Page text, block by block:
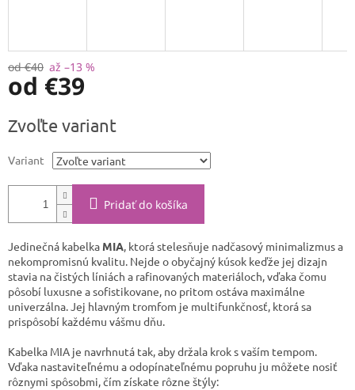
od €40 až –13 %
od €39
cena:
Zvoľte variant
Variant
Pridať do košíka
Jedinečná kabelka MIA, ktorá stelesňuje nadčasový minimalizmus a
nekompromisnú kvalitu. Nejde o obyčajný kúsok keďže jej dizajn
stavia na čistých líniách a rafinovaných materiáloch, vďaka čomu
pôsobí luxusne a sofistikovane, no pritom ostáva maximálne
univerzálna. Jej hlavným tromfom je multifunkčnosť, ktorá sa
prispôsobí každému vášmu dňu.
​Kabelka MIA je navrhnutá tak, aby držala krok s vaším tempom.
Vďaka nastaviteľnému a odopínateľnému popruhu ju môžete nosiť
rôznymi spôsobmi, čím získate rôzne štýly: